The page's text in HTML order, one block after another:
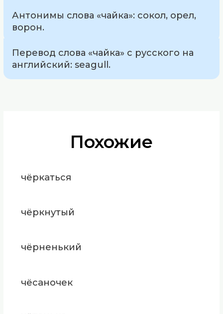
Антонимы слова «чайка»: сокол, орел,
ворон.
Перевод слова «чайка» с русского на
английский: seagull.
Похожие
чёркаться
чёркнутый
чёрненький
чёсаночек